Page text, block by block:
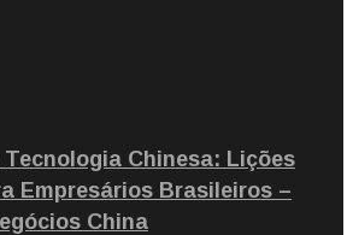
Chinesa: Lições
Empresários Brasileiros –
China